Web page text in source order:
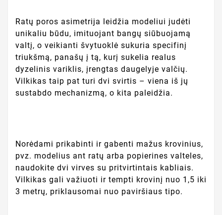
Ratų poros asimetrija leidžia modeliui judėti
unikaliu būdu, imituojant bangų siūbuojamą
valtį, o veikianti švytuoklė sukuria specifinį
triukšmą, panašų į tą, kurį sukelia realus
dyzelinis variklis, įrengtas daugelyje valčių.
Vilkikas taip pat turi dvi svirtis – viena iš jų
sustabdo mechanizmą, o kita paleidžia.
Norėdami prikabinti ir gabenti mažus krovinius,
pvz. modelius ant ratų arba popierines valteles,
naudokite dvi virves su pritvirtintais kabliais.
Vilkikas gali važiuoti ir tempti krovinį nuo 1,5 iki
3 metrų, priklausomai nuo paviršiaus tipo.